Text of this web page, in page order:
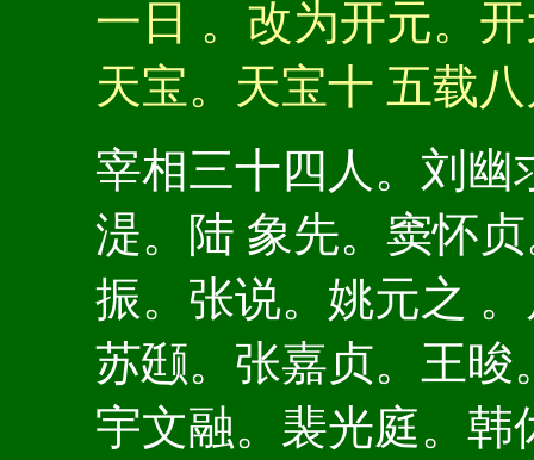
一日 。改为开元。
天宝。天宝十 五载
宰相三十四人。刘幽
湜。陆 象先。窦怀
振。张说。姚元之
苏颋。张嘉贞。王晙
宇文融。裴光庭。韩